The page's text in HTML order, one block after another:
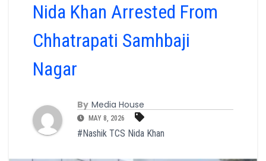
Nida Khan Arrested From
Chhatrapati Samhbaji
Nagar
By Media House
MAY 8, 2026
#Nashik TCS Nida Khan